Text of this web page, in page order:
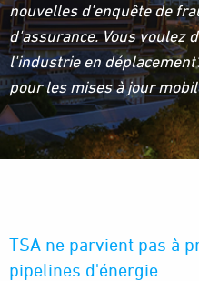
nouvelles d'enquête de
d'assurance. Vous voulez
l'industrie en
pour les mises à jour
TSA ne parvient pas à
pipelines d'énergie